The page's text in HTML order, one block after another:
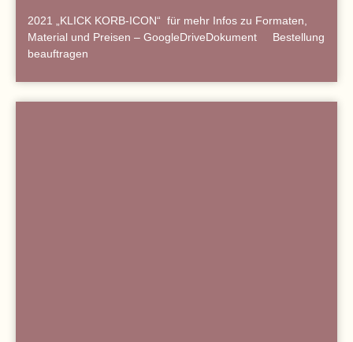
2021 „KLICK KORB-ICON“ für mehr Infos zu Formaten,
Material und Preisen – GoogleDriveDokument Bestellung
beauftragen